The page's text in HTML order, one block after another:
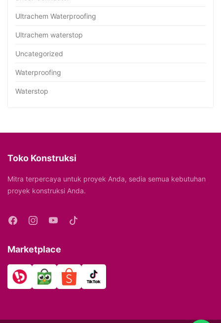
Ultrachem Waterproofing
Ultrachem waterstop
Uncategorized
Waterproofing
Waterstop
Toko Konstruksi
Mitra terpercaya untuk proyek Anda, sedia semua kebutuhan
proyek konstruksi Anda.
Marketplace